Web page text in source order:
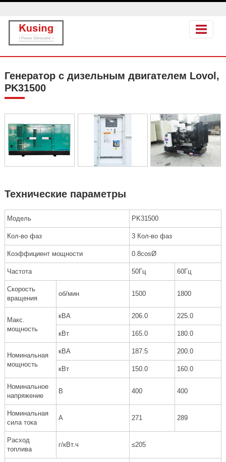
Генератор с дизельным двигателем Lovol,
PK31500
Технические параметры
Модель PK31500
Кол-во фаз 3 Кол-во фаз
Коэффициент мощности 0.8cosØ
Частота 50Гц 60Гц
Скорость
вращения
об/мин 1500 1800
Макс.
мощность
кВА 206.0 225.0
кВт 165.0 180.0
Номинальная
мощность
кВА 187.5 200.0
кВт 150.0 160.0
Номинальное
напряжение
В 400 400
Номинальная
сила тока
A 271 289
Расход
топлива
г/кВт.ч ≤205